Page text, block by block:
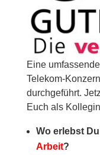
Eine
Telekom-
durchgeführt.
Euch als
Wo erlebst
Arbeit?